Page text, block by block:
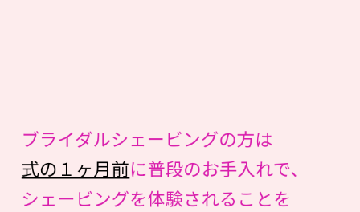
ブライダルシェービングの方は
式の１ヶ月前に普段のお手入れで、
シェービングを体験されることを